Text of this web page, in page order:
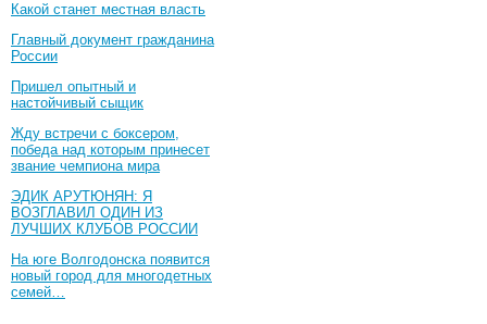
Какой станет местная власть
Главный документ гражданина
России
Пришел опытный и
настойчивый сыщик
Жду встречи с боксером,
победа над которым принесет
звание чемпиона мира
ЭДИК АРУТЮНЯН: Я
ВОЗГЛАВИЛ ОДИН ИЗ
ЛУЧШИХ КЛУБОВ РОССИИ
На юге Волгодонска появится
новый город для многодетных
семей…